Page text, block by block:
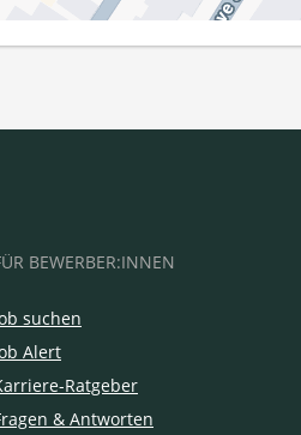
BEWERBER:INNEN
suchen
Alert
Ratgeber
& Antworten